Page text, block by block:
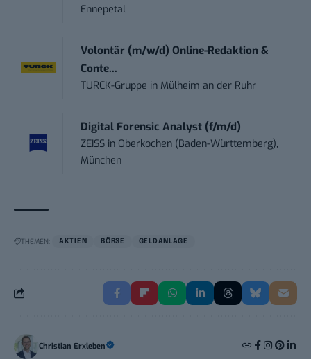
Ennepetal
Volontär (m/w/d) Online-Redaktion &
Conte...
TURCK-Gruppe in Mülheim an der Ruhr
Digital Forensic Analyst (f/m/d)
ZEISS in Oberkochen (Baden-Württemberg),
München
THEMEN: AKTIEN BÖRSE GELDANLAGE
Christian Erxleben